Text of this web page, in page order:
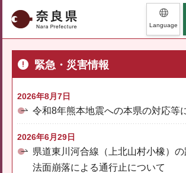
奈良県 Language
緊急・災害情報
2026年8月7日
令和8年熊本地震への本県の対応等
2026年6月29日
県道東川河合線（上北山村小橡）
法面崩落による通行止について